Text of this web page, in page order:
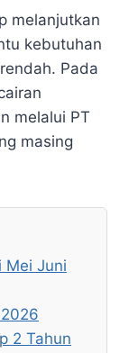
melanjutkan
kebutuhan
Pada
melalui PT
masing
Mei Juni
2 Tahun